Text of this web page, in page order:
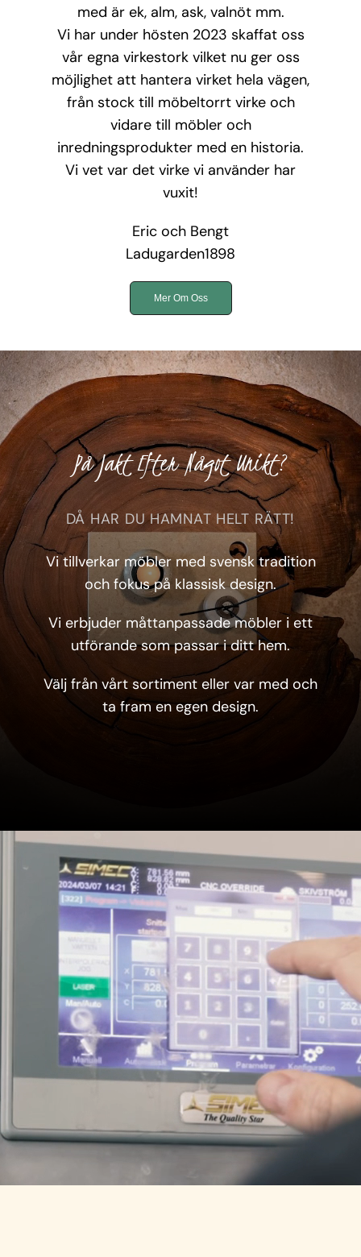
med är ek, alm, ask, valnöt mm.
Vi har under hösten 2023 skaffat oss
vår egna virkestork vilket nu ger oss
möjlighet att hantera virket hela vägen,
från stock till möbeltorrt virke och
vidare till möbler och
inredningsprodukter med en historia.
Vi vet var det virke vi använder har
vuxit!
Eric och Bengt
Ladugarden1898
Mer Om Oss
På Jakt Efter Något Unikt?
DÅ HAR DU HAMNAT HELT RÄTT!
Vi tillverkar möbler med svensk tradition
och fokus på klassisk design.
Vi erbjuder måttanpassade möbler i ett
utförande som passar i ditt hem.
Välj från vårt sortiment eller var med och
ta fram en egen design.